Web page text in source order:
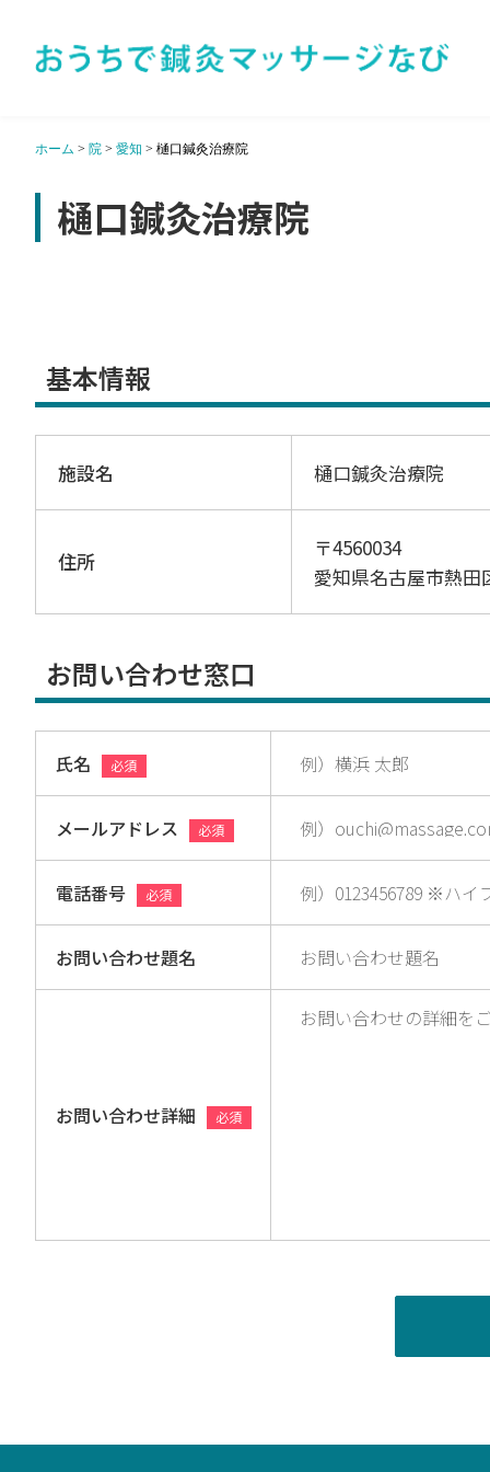
ホーム > 院 > 愛知 > 樋口鍼灸治療院
樋口鍼灸治療院
基本情報
施設名 樋口鍼灸治療院
住所
〒4560034
愛知県名古屋市熱田
お問い合わせ窓口
氏名 必須
メールアドレス 必須
電話番号 必須
お問い合わせ題名
お問い合わせ詳細 必須